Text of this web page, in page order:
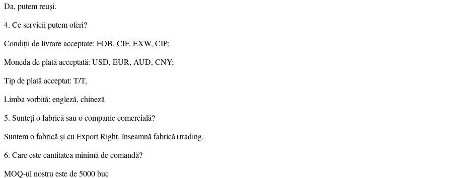
Da, putem reuși.
4. Ce servicii putem oferi?
Condiții de livrare acceptate: FOB, CIF, EXW, CIP;
Moneda de plată acceptată: USD, EUR, AUD, CNY;
Tip de plată acceptat: T/T,
Limba vorbită: engleză, chineză
5. Sunteți o fabrică sau o companie comercială?
Suntem o fabrică și cu Export Right. înseamnă fabrică+trading.
6. Care este cantitatea minimă de comandă?
MOQ-ul nostru este de 5000 buc